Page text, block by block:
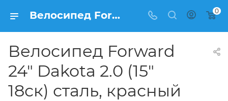
Велосипед Forward 24" Dakota 2.0 (15" 18ск) сталь, красный купить: цена 12 350 рублей в Балашихе | Интернет магазин Вело150 0
Велосипед Forward
24" Dakota 2.0 (15"
18ск) сталь, красный